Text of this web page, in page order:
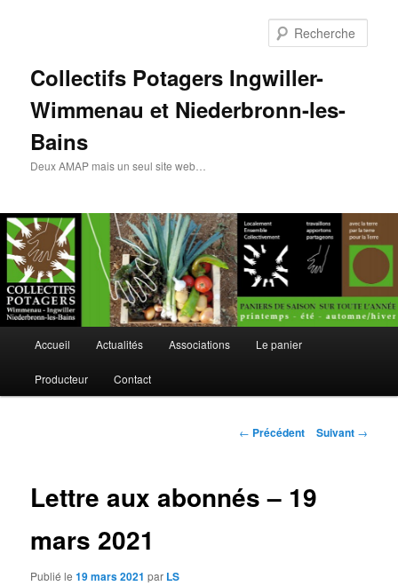
Collectifs Potagers Ingwiller-
Wimmenau et Niederbronn-les-
Bains
Deux AMAP mais un seul site web…
Aller
au
Accueil Actualités Associations Le panier
Producteur Contact
Navigation
← Précédent Suivant →
Lettre aux abonnés – 19
mars 2021
Publié le19 mars 2021 par LS